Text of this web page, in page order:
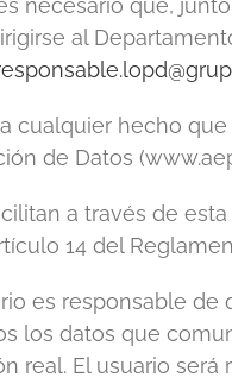
necesario que,
al
cualquier hecho
de Datos
a través de
14 del
es responsable
los datos que
real. El usuario